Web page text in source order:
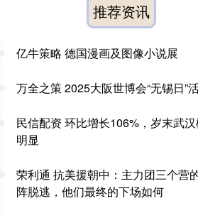
推荐资讯
亿牛策略 德国漫画及图像小说展
万全之策 2025大阪世博会“无锡日”
民信配资 环比增长106%，岁末武
明显
荣利通 抗美援朝中：主力团三个营
阵脱逃，他们最终的下场如何